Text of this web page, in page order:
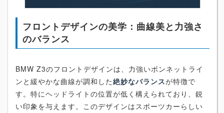
フロントデザインの美学：曲線美と力強さ
のバランス
BMW Z3のフロントデザインは、力強いボンネットライ
ンと緩やかな曲線が調和した絶妙なバランスが特徴で
す。特にヘッドライトの位置が低く構えられており、鋭
い印象を与えます。このデザインはスポーツカーらしい